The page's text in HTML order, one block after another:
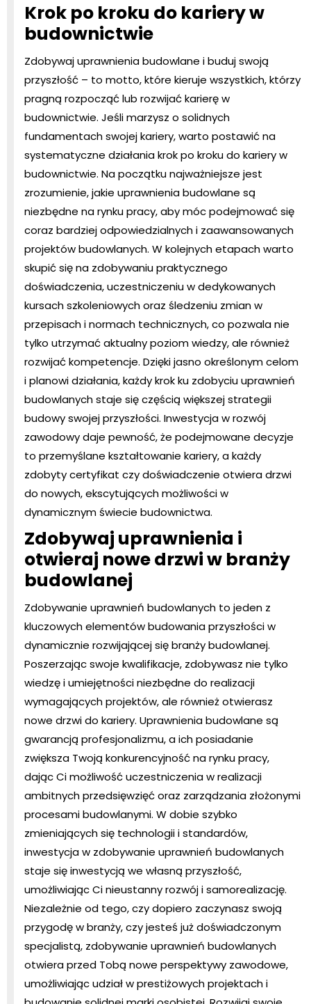
Krok po kroku do kariery w
budownictwie
Zdobywaj uprawnienia budowlane i buduj swoją
przyszłość – to motto, które kieruje wszystkich, którzy
pragną rozpocząć lub rozwijać karierę w
budownictwie. Jeśli marzysz o solidnych
fundamentach swojej kariery, warto postawić na
systematyczne działania krok po kroku do kariery w
budownictwie. Na początku najważniejsze jest
zrozumienie, jakie uprawnienia budowlane są
niezbędne na rynku pracy, aby móc podejmować się
coraz bardziej odpowiedzialnych i zaawansowanych
projektów budowlanych. W kolejnych etapach warto
skupić się na zdobywaniu praktycznego
doświadczenia, uczestniczeniu w dedykowanych
kursach szkoleniowych oraz śledzeniu zmian w
przepisach i normach technicznych, co pozwala nie
tylko utrzymać aktualny poziom wiedzy, ale również
rozwijać kompetencje. Dzięki jasno określonym celom
i planowi działania, każdy krok ku zdobyciu uprawnień
budowlanych staje się częścią większej strategii
budowy swojej przyszłości. Inwestycja w rozwój
zawodowy daje pewność, że podejmowane decyzje
to przemyślane kształtowanie kariery, a każdy
zdobyty certyfikat czy doświadczenie otwiera drzwi
do nowych, ekscytujących możliwości w
dynamicznym świecie budownictwa.
Zdobywaj uprawnienia i
otwieraj nowe drzwi w branży
budowlanej
Zdobywanie uprawnień budowlanych to jeden z
kluczowych elementów budowania przyszłości w
dynamicznie rozwijającej się branży budowlanej.
Poszerzając swoje kwalifikacje, zdobywasz nie tylko
wiedzę i umiejętności niezbędne do realizacji
wymagających projektów, ale również otwierasz
nowe drzwi do kariery. Uprawnienia budowlane są
gwarancją profesjonalizmu, a ich posiadanie
zwiększa Twoją konkurencyjność na rynku pracy,
dając Ci możliwość uczestniczenia w realizacji
ambitnych przedsięwzięć oraz zarządzania złożonymi
procesami budowlanymi. W dobie szybko
zmieniających się technologii i standardów,
inwestycja w zdobywanie uprawnień budowlanych
staje się inwestycją we własną przyszłość,
umożliwiając Ci nieustanny rozwój i samorealizację.
Niezależnie od tego, czy dopiero zaczynasz swoją
przygodę w branży, czy jesteś już doświadczonym
specjalistą, zdobywanie uprawnień budowlanych
otwiera przed Tobą nowe perspektywy zawodowe,
umożliwiając udział w prestiżowych projektach i